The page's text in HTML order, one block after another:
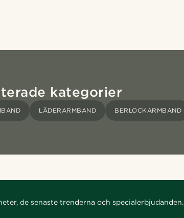
kategorier
LÄDERARMBAND BERLOCKARMBAND
de senaste trenderna och specialerbjudanden.